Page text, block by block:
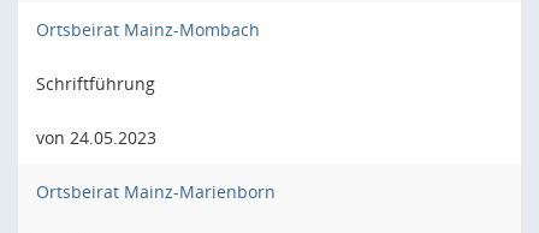
Ortsbeirat Mainz-Mombach
Schriftführung
von 24.05.2023
Ortsbeirat Mainz-Marienborn